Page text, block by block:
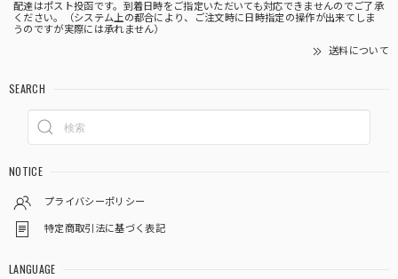
配達はポスト投函です。到着日時をご指定いただいても対応できませんのでご了承
ください。（システム上の都合により、ご注文時に日時指定の操作が出来てしま
うのですが実際には承れません）
送料について
SEARCH
NOTICE
プライバシーポリシー
特定商取引法に基づく表記
LANGUAGE